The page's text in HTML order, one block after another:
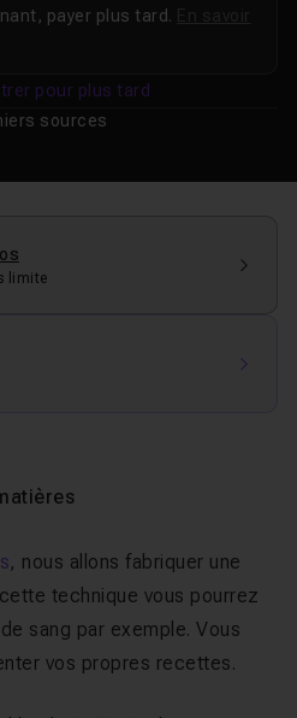
sources
payer plus tard.
pour plus tard
limite
, nous allons fabriquer une
technique vous pourrez
sang par exemple. Vous
vos propres recettes.